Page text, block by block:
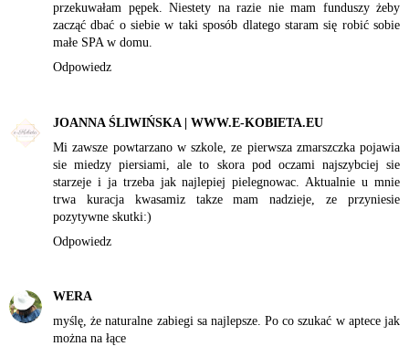
przekuwałam pępek. Niestety na razie nie mam funduszy żeby
zacząć dbać o siebie w taki sposób dlatego staram się robić sobie
małe SPA w domu.
Odpowiedz
JOANNA ŚLIWIŃSKA | WWW.E-KOBIETA.EU
Mi zawsze powtarzano w szkole, ze pierwsza zmarszczka pojawia
sie miedzy piersiami, ale to skora pod oczami najszybciej sie
starzeje i ja trzeba jak najlepiej pielegnowac. Aktualnie u mnie
trwa kuracja kwasamiz takze mam nadzieje, ze przyniesie
pozytywne skutki:)
Odpowiedz
WERA
myślę, że naturalne zabiegi sa najlepsze. Po co szukać w aptece jak
można na łące